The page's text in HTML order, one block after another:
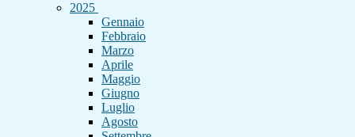
2025
Gennaio
Febbraio
Marzo
Aprile
Maggio
Giugno
Luglio
Agosto